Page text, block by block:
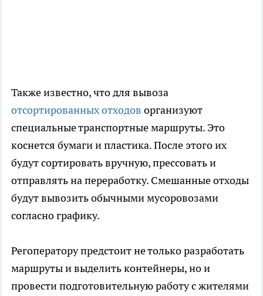
Также известно, что для вывоза
отсортированных отходов организуют
специальные транспортные маршруты. Это
коснется бумаги и пластика. После этого их
будут сортировать вручную, прессовать и
отправлять на переработку. Смешанные отходы
будут вывозить обычными мусоровозами
согласно графику.
Регоператору предстоит не только разработать
маршруты и выделить контейнеры, но и
провести подготовительную работу с жителями